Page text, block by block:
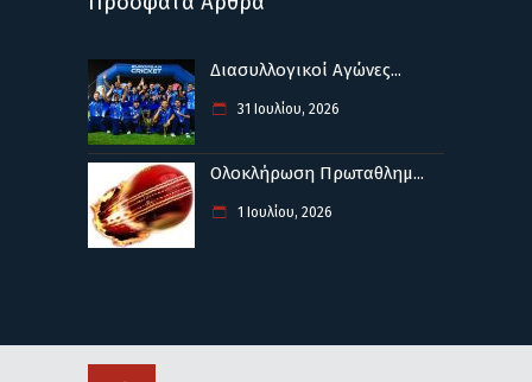
Διασυλλογικοί Αγώνες...
31 Ιουλίου, 2026
Ολοκλήρωση Πρωταθλημ...
1 Ιουλίου, 2026